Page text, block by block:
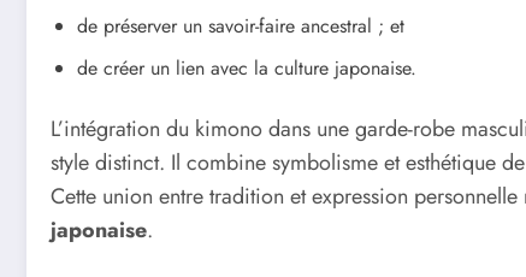
de préserver un savoir-faire ancestral ; et
de créer un lien avec la culture japonaise.
L’intégration du kimono dans une garde-robe
style distinct. Il combine symbolisme et esthétique
Cette union entre tradition et expression
japonaise.